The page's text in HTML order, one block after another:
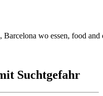
Suchtgefahr